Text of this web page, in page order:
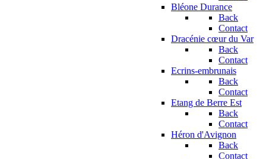
Bléone Durance
Back
Contact
Dracénie cœur du Var
Back
Contact
Ecrins-embrunais
Back
Contact
Etang de Berre Est
Back
Contact
Héron d'Avignon
Back
Contact